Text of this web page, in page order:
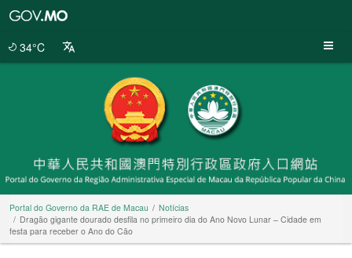
34°C
Portal do Governo da RAE de Macau
Notícias
Dragão gigante dourado desfila no primeiro dia do Ano Novo Lunar – Cidade em
festa para receber o Ano do Cão